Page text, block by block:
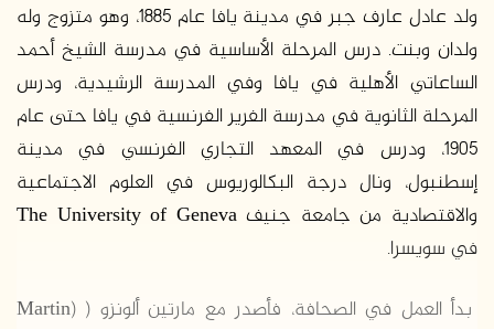
ولد عادل عارف جبر في مدينة يافا عام 1885، وهو متزوج وله
ولدان وبنت. درس المرحلة الأساسية في مدرسة الشيخ أحمد
الساعاتي الأهلية في يافا وفي المدرسة الرشيدية، ودرس
المرحلة الثانوية في مدرسة الفرير الفرنسية في يافا حتى عام
1905، ودرس في المعهد التجاري الفرنسي في مدينة
إسطنبول، ونال درجة البكالوريوس في العلوم الاجتماعية
والاقتصادية من جامعة جنيف The University of Geneva
في سويسرا.
بدأ العمل في الصحافة، فأصدر مع مارتين ألونزو ( (Martin